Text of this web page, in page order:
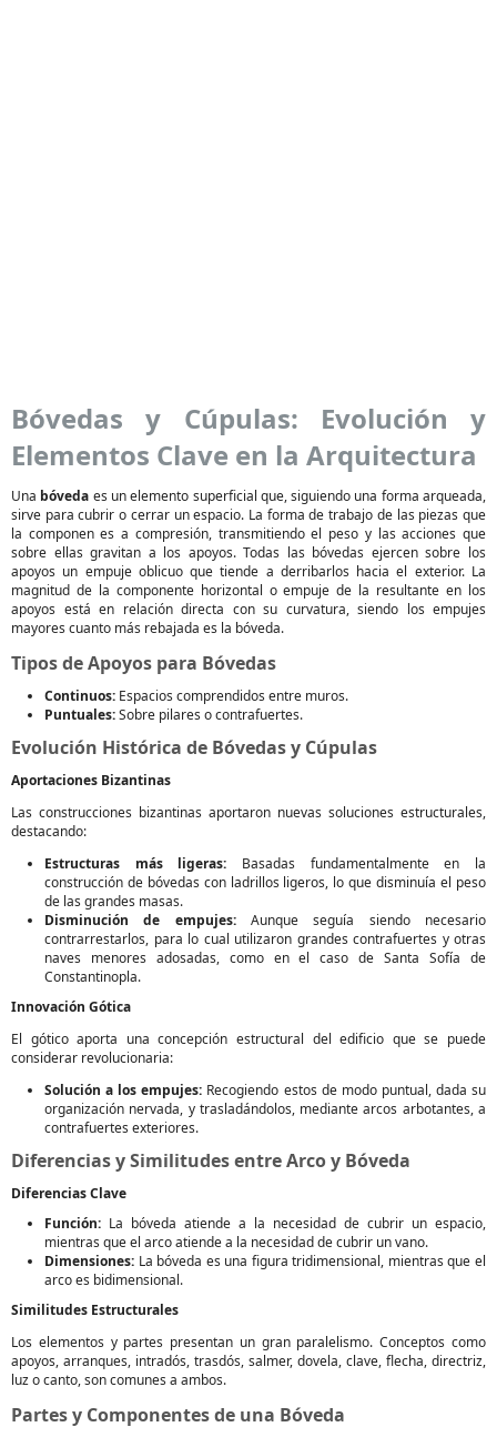
Bóvedas y Cúpulas: Evolución y
Elementos Clave en la Arquitectura
Una bóveda es un elemento superficial que, siguiendo una forma arqueada,
sirve para cubrir o cerrar un espacio. La forma de trabajo de las piezas que
la componen es a compresión, transmitiendo el peso y las acciones que
sobre ellas gravitan a los apoyos. Todas las bóvedas ejercen sobre los
apoyos un empuje oblicuo que tiende a derribarlos hacia el exterior. La
magnitud de la componente horizontal o empuje de la resultante en los
apoyos está en relación directa con su curvatura, siendo los empujes
mayores cuanto más rebajada es la bóveda.
Tipos de Apoyos para Bóvedas
Continuos: Espacios comprendidos entre muros.
Puntuales:Sobre pilares o contrafuertes.
Evolución Histórica de Bóvedas y Cúpulas
Aportaciones Bizantinas
Las construcciones bizantinas aportaron nuevas soluciones estructurales,
destacando:
Estructuras más ligeras: Basadas fundamentalmente en la
construcción de bóvedas con ladrillos ligeros, lo que disminuía el peso
de las grandes masas.
Disminución de empujes:Aunque seguía siendo necesario
contrarrestarlos, para lo cual utilizaron grandes contrafuertes y otras
naves menores adosadas, como en el caso de Santa Sofía de
Constantinopla.
Innovación Gótica
El gótico aporta una concepción estructural del edificio que se puede
considerar revolucionaria:
Solución a los empujes: Recogiendo estos de modo puntual, dada su
organización nervada, y trasladándolos, mediante arcos arbotantes, a
contrafuertes exteriores.
Diferencias y Similitudes entre Arco y Bóveda
Diferencias Clave
Función: La bóveda atiende a la necesidad de cubrir un espacio,
mientras que el arco atiende a la necesidad de cubrir un vano.
Dimensiones: La bóveda es una figura tridimensional, mientras que el
arco es bidimensional.
Similitudes Estructurales
Los elementos y partes presentan un gran paralelismo. Conceptos como
apoyos, arranques, intradós, trasdós, salmer, dovela, clave, flecha, directriz,
luz o canto, son comunes a ambos.
Partes y Componentes de una Bóveda